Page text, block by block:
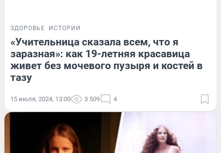
ЗДОРОВЬЕ ИСТОРИИ
«Учительница сказала всем, что я
заразная»: как 19-летняя красавица
живет без мочевого пузыря и костей в
тазу
15 июля, 2024, 13:00 3 509 4